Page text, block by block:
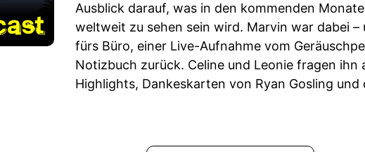
Ausblick darauf, was in den kommenden
weltweit zu sehen sein wird. Marvin war dabei
fürs Büro, einer Live-Aufnahme vom
Notizbuch zurück. Celine und Leonie fragen ihn
Highlights, Dankeskarten von Ryan Gosling und